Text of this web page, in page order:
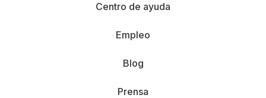
Centro de ayuda
Empleo
Blog
Prensa